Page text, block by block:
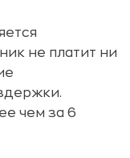
не платит ни
чем за 6